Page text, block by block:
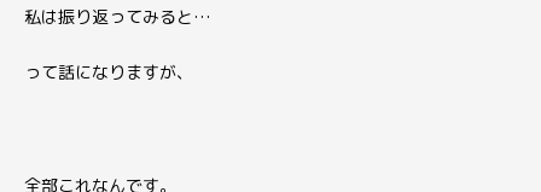
私は振り返ってみると…
って話になりますが、
全部これなんです。